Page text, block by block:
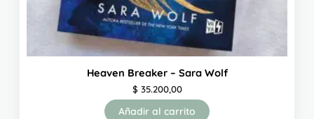
Heaven Breaker – Sara Wolf
$ 35.200,00
Añadir al carrito